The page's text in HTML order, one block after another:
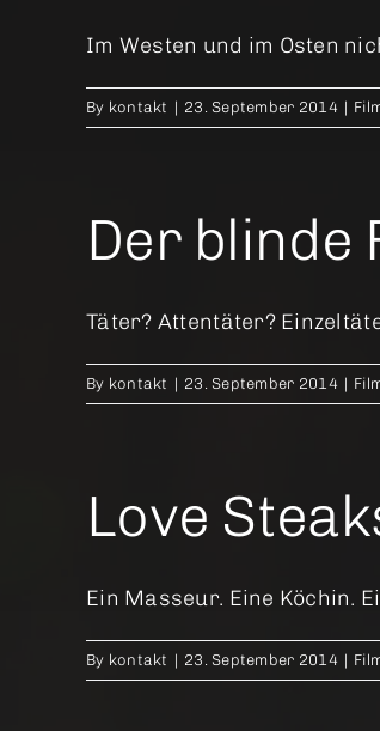
Im Westen und im Osten
By kontakt | 23. September 2014 |
Der blinde
Täter? Attentäter?
By kontakt | 23. September 2014 |
Love
Ein Masseur. Eine Köchin.
By kontakt | 23. September 2014 |